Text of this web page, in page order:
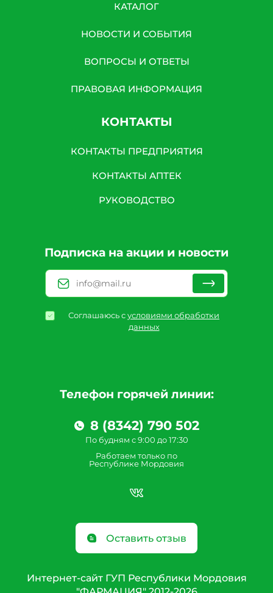
Телефон горячей линии:
8 (8342) 790 502
По будням с 9:00 до 17:30
Работаем только по
Республике Мордовия
Оставить отзыв
КАТАЛОГ
НОВОСТИ И СОБЫТИЯ
ВОПРОСЫ И ОТВЕТЫ
ПРАВОВАЯ ИНФОРМАЦИЯ
КОНТАКТЫ
КОНТАКТЫ ПРЕДПРИЯТИЯ
КОНТАКТЫ АПТЕК
РУКОВОДСТВО
Подписка на акции и новости
Соглашаюсь сусловиями обработки
данных
Интернет-сайт ГУП Республики Мордовия